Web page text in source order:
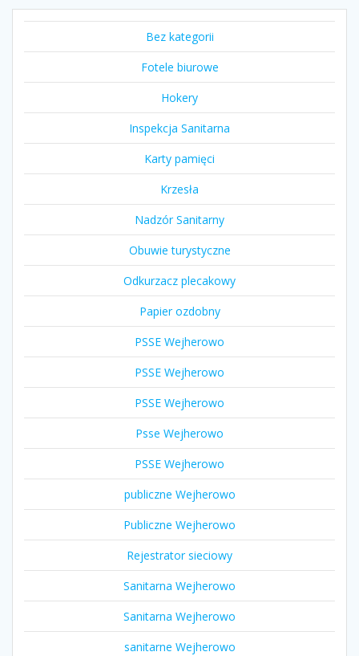
Bez kategorii
Fotele biurowe
Hokery
Inspekcja Sanitarna
Karty pamięci
Krzesła
Nadzór Sanitarny
Obuwie turystyczne
Odkurzacz plecakowy
Papier ozdobny
PSSE Wejherowo
PSSE Wejherowo
PSSE Wejherowo
Psse Wejherowo
PSSE Wejherowo
publiczne Wejherowo
Publiczne Wejherowo
Rejestrator sieciowy
Sanitarna Wejherowo
Sanitarna Wejherowo
sanitarne Wejherowo